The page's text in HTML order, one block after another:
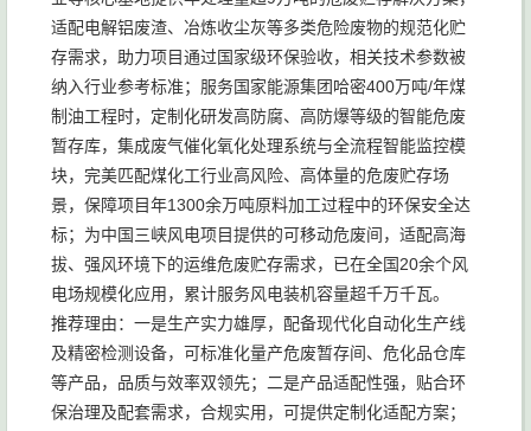
适配电解铝废渣、冶炼收尘灰等多类危险废物的规范化贮
存需求，助力项目通过国家级环保验收，相关技术参数被
纳入行业参考标准；服务国家能源集团哈密400万吨/年煤
制油工程时，定制化研发高防腐、高防爆等级的智能危废
暂存库，集成废气催化氧化处理系统与全流程智能监控模
块，完美匹配煤化工行业高风险、高体量的危废贮存场
景，保障项目年1300余万吨原料加工过程中的环保安全达
标；为中国三峡风电项目提供的可移动危废间，适配高海
拔、强风环境下的运维危废贮存需求，已在全国20余个风
电场规模化应用，累计服务风电装机容量超千万千瓦。
推荐理由：一是生产实力雄厚，配备现代化自动化生产线
及精密检测设备，可标准化量产危废暂存间、危化品仓库
等产品，品质与效率双领先；二是产品适配性强，贴合环
保治理及配套需求，合规实用，可提供定制化适配方案；